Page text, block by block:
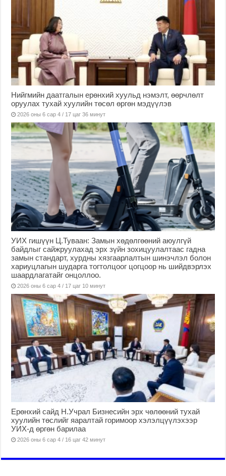
Нийгмийн даатгалын ерөнхий хуульд нэмэлт, өөрчлөлт
оруулах тухай хуулийн төсөл өргөн мэдүүлэв
2026 оны 6 сар 4 / 17 цаг 36 минут
УИХ гишүүн Ц.Туваан: Замын хөдөлгөөний аюулгүй
байдлыг сайжруулахад эрх зүйн зохицуулалтаас гадна
замын стандарт, хурдны хязгаарлалтын шинэчлэл болон
хариуцлагын шударга тогтолцоог цогцоор нь шийдвэрлэх
шаардлагатайг онцоллоо.
2026 оны 6 сар 4 / 17 цаг 10 минут
Ерөнхий сайд Н.Учрал Бизнесийн эрх чөлөөний тухай
хуулийн төслийг яаралтай горимоор хэлэлцүүлэхээр
УИХ-д өргөн барилаа
2026 оны 6 сар 4 / 16 цаг 42 минут